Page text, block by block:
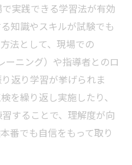
実践できる学習法が有効
知識やスキルが試験でも
法として、現場での
ーニング）や指導者とのロ
返り学習が挙げられま
を繰り返し実施したり、
することで、理解度が向
番でも自信をもって取り